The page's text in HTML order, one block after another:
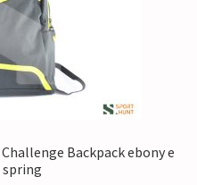
Backpack ebony e